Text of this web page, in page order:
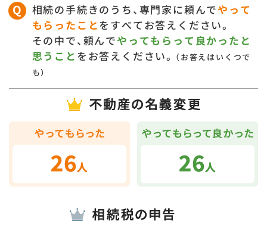
相続の手続きのうち、専門家に頼んでやって
もらったことをすべてお答えください。
その中で、頼んでやってもらって良かったと
思うこと をお答えください。 （お答えはいくつで
も）